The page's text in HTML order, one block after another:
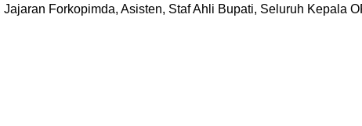
Forkopimda, Asisten, Staf Ahli Bupati, Seluruh Kepala